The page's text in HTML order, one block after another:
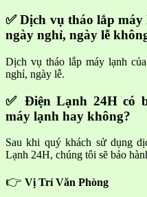
✅ Dịch vụ tháo lắp
ngày nghỉ, ngày lễ
Dịch vụ tháo lắp máy lạnh
nghỉ, ngày lễ.
✅ Điện Lạnh 24H có
máy lạnh hay không?
Sau khi quý khách sử dụng
Lạnh 24H, chúng tôi sẽ bảo
👉 Vị Trí Văn Phòng